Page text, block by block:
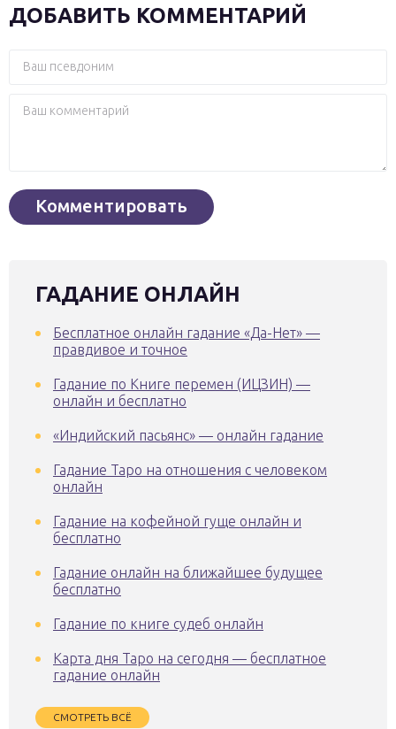
ДОБАВИТЬ КОММЕНТАРИЙ
ГАДАНИЕ ОНЛАЙН
Бесплатное онлайн гадание «Да-Нет» —
правдивое и точное
Гадание по Книге перемен (ИЦЗИН) —
онлайн и бесплатно
«Индийский пасьянс» — онлайн гадание
Гадание Таро на отношения с человеком
онлайн
Гадание на кофейной гуще онлайн и
бесплатно
Гадание онлайн на ближайшее будущее
бесплатно
Гадание по книге судеб онлайн
Карта дня Таро на сегодня — бесплатное
гадание онлайн
СМОТРЕТЬ ВСЁ